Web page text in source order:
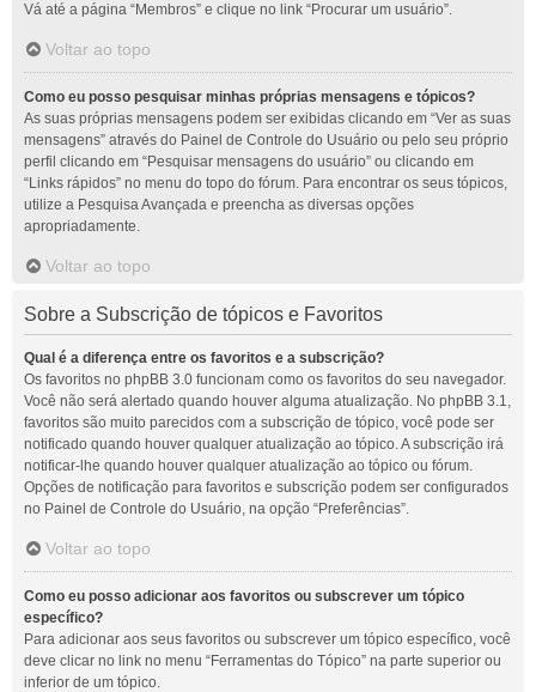
Vá até a página “Membros” e clique no link “Procurar um usuário”.
Voltar ao topo
Como eu posso pesquisar minhas próprias mensagens e tópicos?
As suas próprias mensagens podem ser exibidas clicando em “Ver as suas
mensagens” através do Painel de Controle do Usuário ou pelo seu próprio
perfil clicando em “Pesquisar mensagens do usuário” ou clicando em
“Links rápidos” no menu do topo do fórum. Para encontrar os seus tópicos,
utilize a Pesquisa Avançada e preencha as diversas opções
apropriadamente.
Voltar ao topo
Sobre a Subscrição de tópicos e Favoritos
Qual é a diferença entre os favoritos e a subscrição?
Os favoritos no phpBB 3.0 funcionam como os favoritos do seu navegador.
Você não será alertado quando houver alguma atualização. No phpBB 3.1,
favoritos são muito parecidos com a subscrição de tópico, você pode ser
notificado quando houver qualquer atualização ao tópico. A subscrição irá
notificar-lhe quando houver qualquer atualização ao tópico ou fórum.
Opções de notificação para favoritos e subscrição podem ser configurados
no Painel de Controle do Usuário, na opção “Preferências”.
Voltar ao topo
Como eu posso adicionar aos favoritos ou subscrever um tópico
específico?
Para adicionar aos seus favoritos ou subscrever um tópico específico, você
deve clicar no link no menu “Ferramentas do Tópico” na parte superior ou
inferior de um tópico.